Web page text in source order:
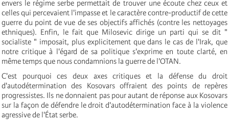
envers le régime serbe permettait de trouver une écoute chez ceux et
celles qui percevaient l'impasse et le caractère contre-productif de cette
guerre du point de vue de ses objectifs affichés (contre les nettoyages
ethniques). Enfin, le fait que Milosevic dirige un parti qui se dit "
socialiste " imposait, plus explicitement que dans le cas de l'Irak, que
notre critique à l'égard de sa politique s'exprime en toute clarté, en
même temps que nous condamnions la guerre de l'OTAN.
C'est pourquoi ces deux axes critiques et la défense du droit
d'autodétermination des Kosovars offraient des points de repères
progressistes. Ils ne donnaient pas pour autant de réponse aux Kosovars
sur la façon de défendre le droit d'autodétermination face à la violence
agressive de l'État serbe.